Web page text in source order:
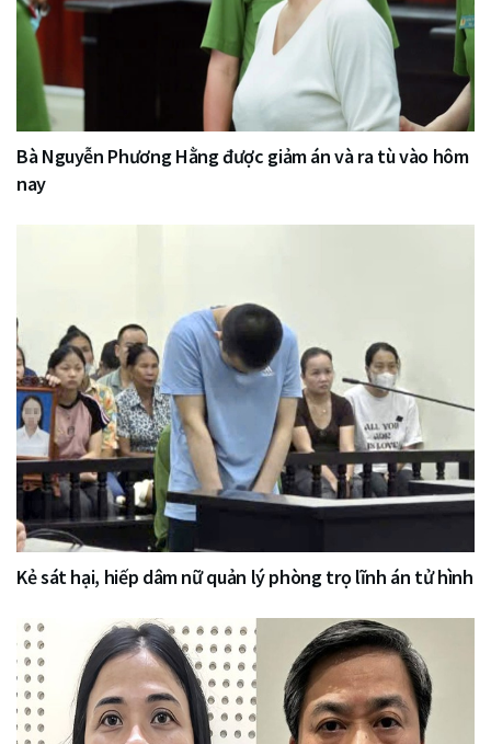
Bà Nguyễn Phương Hằng được giảm án và ra tù vào hôm
nay
Kẻ sát hại, hiếp dâm nữ quản lý phòng trọ lĩnh án tử hình